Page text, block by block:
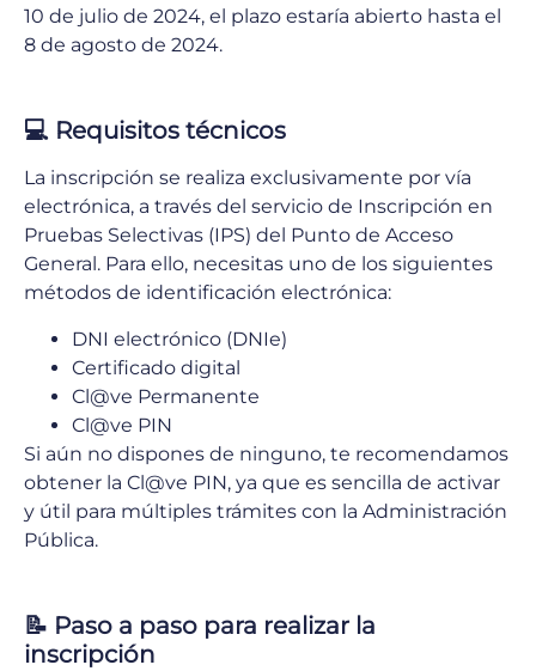
10 de julio de 2024, el plazo estaría abierto hasta el
8 de agosto de 2024.
💻 Requisitos técnicos
La inscripción se realiza exclusivamente por vía
electrónica, a través del servicio de Inscripción en
Pruebas Selectivas (IPS) del Punto de Acceso
General. Para ello, necesitas uno de los siguientes
métodos de identificación electrónica:
DNI electrónico (DNIe)
Certificado digital
Cl@ve Permanente
Cl@ve PIN
Si aún no dispones de ninguno, te recomendamos
obtener la Cl@ve PIN, ya que es sencilla de activar
y útil para múltiples trámites con la Administración
Pública.
📝 Paso a paso para realizar la
inscripción